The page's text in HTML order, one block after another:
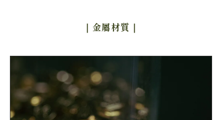
｜金屬材質 ｜